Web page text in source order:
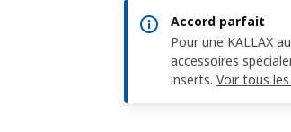
Accord parfait
Pour une KALLAX
accessoires
inserts. Voir tous